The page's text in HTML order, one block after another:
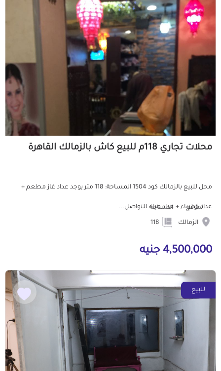
محلات تجاري 118م للبيع كاش بالزمالك القاهرة
محل للبيع بالزمالك كود 1504 المساحة: 118 متر يوجد عداد غاز مطعم +
عداد كهرباء + عداد مياه للتواصل...
الموقع
الزمالك
المساحة
4,500,000 جنيه
للبيع